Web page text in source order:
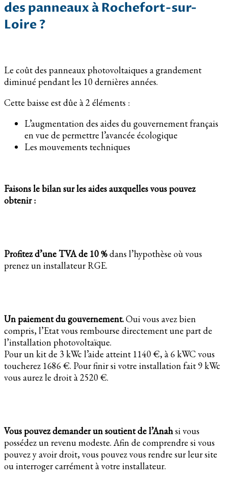
des panneaux à Rochefort-sur-
Loire ?
Le coût des panneaux photovoltaiques a grandement
diminué pendant les 10 dernières années.
Cette baisse est dûe à 2 éléments :
L’augmentation des aides du gouvernement français
en vue de permettre l’avancée écologique
Les mouvements techniques
Faisons le bilan sur les aides auxquelles vous pouvez
obtenir :
Profitez d’une TVA de 10 %dans l’hypothèse où vous
prenez un installateur RGE.
Un paiement du gouvernement.Oui vous avez bien
compris, l’Etat vous rembourse directement une part de
l’installation photovoltaïque.
Pour un kit de 3 kWc l’aide atteint 1140 €, à 6 kWC vous
toucherez 1686 €. Pour finir si votre installation fait 9 kWc
vous aurez le droit à 2520 €.
Vous pouvez demander un soutient de l’Anahsi vous
possédez un revenu modeste. Afin de comprendre si vous
pouvez y avoir droit, vous pouvez vous rendre sur leur site
ou interroger carrément à votre installateur.